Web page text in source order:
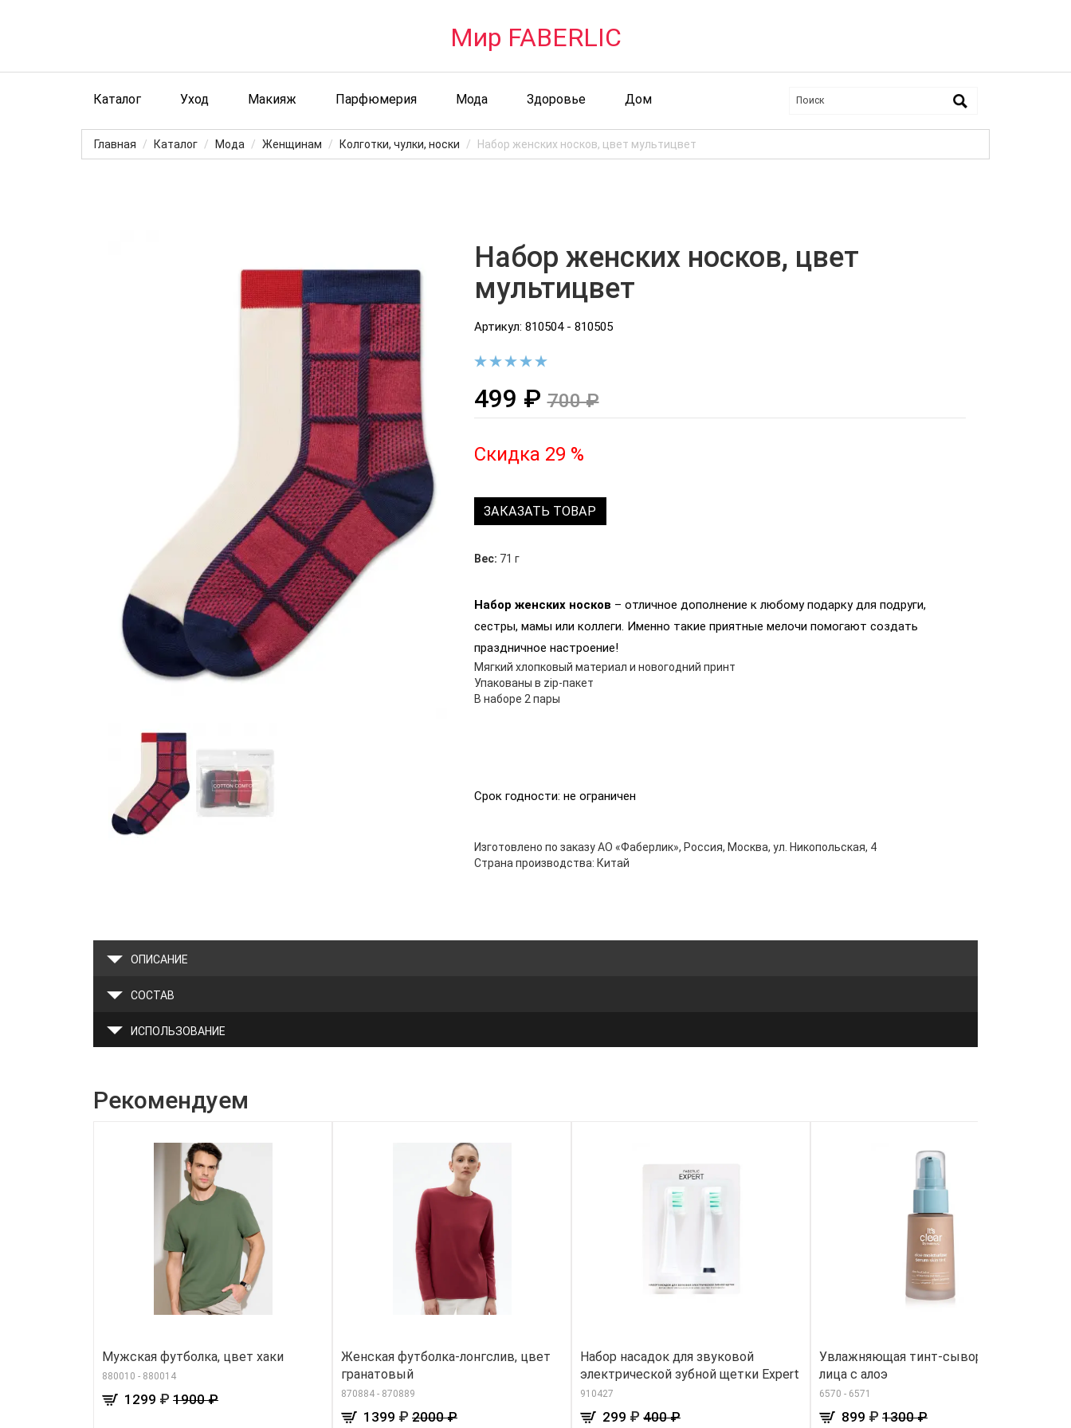
Мир FABERLIC
Каталог Уход Макияж Парфюмерия Мода Здоровье Дом
Главная Каталог Мода Женщинам Колготки, чулки, носки Набор женских носков, цвет мультицвет
Набор женских носков, цвет
мультицвет
Артикул: 810504 - 810505
499 ₽700 ₽
Скидка 29 %
ЗАКАЗАТЬ ТОВАР
Вес: 71 г
Набор женских носков – отличное дополнение к любому подарку для подруги,
сестры, мамы или коллеги. Именно такие приятные мелочи помогают создать
праздничное настроение!
Мягкий хлопковый материал и новогодний принт
Упакованы в zip-пакет
В наборе 2 пары
Срок годности: не ограничен
Изготовлено по заказу АО «Фаберлик», Россия, Москва, ул. Никопольская, 4
Страна производства: Китай
ОПИСАНИЕ
СОСТАВ
ИСПОЛЬЗОВАНИЕ
Рекомендуем
Мужская футболка, цвет хаки
880010 - 880014
1299 ₽ 1900 ₽
Женская футболка-лонгслив, цвет
гранатовый
870884 - 870889
1399 ₽ 2000 ₽
Набор насадок для звуковой
электрической зубной щетки Expert
910427
299 ₽ 400 ₽
Увлажняющая тинт-сыворотка для
лица с алоэ
6570 - 6571
899 ₽ 1300 ₽